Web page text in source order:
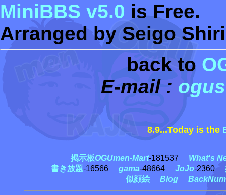
MiniBBS v5.0 is Free.
Arranged by Seigo
back to
E-mail :
8.9...Today is the
掲示板OGUmen-Mart-181537 What's
書き放題-16566 gama-48664 JoJo-2360
似顔絵
Blog